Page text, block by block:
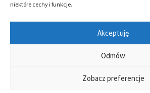
niektóre cechy i funkcje.
Akceptuję
Odmów
Zobacz preferencje
deklaracja
Używamy plików cookies do celów statystycznych oraz aby
zmieniając ustawienia przeglądarki.